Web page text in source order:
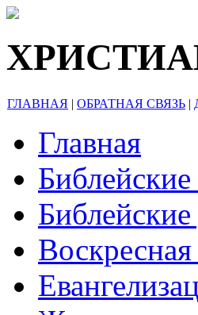
ГЛАВНАЯ | ОБРАТНАЯ СВЯЗЬ |
Главная